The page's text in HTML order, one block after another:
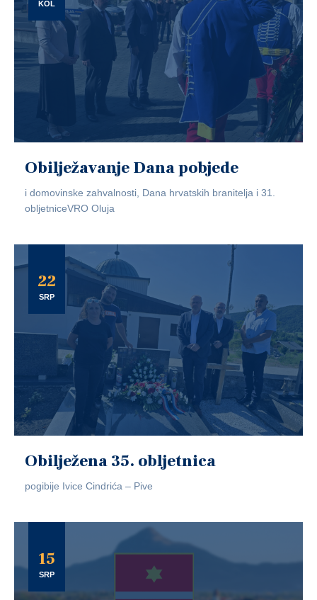
KOL
Obilježavanje Dana pobjede
i domovinske zahvalnosti, Dana hrvatskih branitelja i 31.
obljetniceVRO Oluja
22
SRP
Obilježena 35. obljetnica
pogibije Ivice Cindrića – Pive
15
SRP